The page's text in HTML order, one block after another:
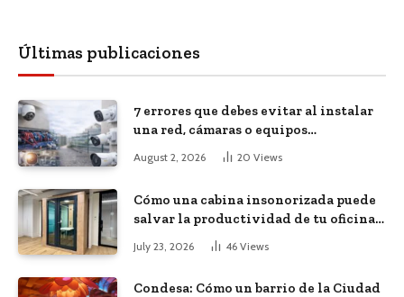
Últimas publicaciones
7 errores que debes evitar al instalar
una red, cámaras o equipos
tecnológicos en una empresa
August 2, 2026 20 Views
Cómo una cabina insonorizada puede
salvar la productividad de tu oficina
July 23, 2026 46 Views
Condesa: Cómo un barrio de la Ciudad